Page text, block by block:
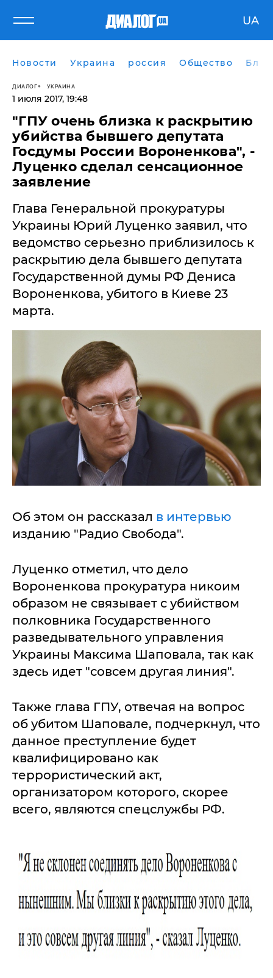
UA
Новости Украина россия Общество
ДИАЛОГ УКРАИНА
1 июля 2017, 19:48
"ГПУ очень близка к раскрытию
убийства бывшего депутата
Госдумы России Вороненкова", -
Луценко сделал сенсационное
заявление
Глава Генеральной прокуратуры
Украины Юрий Луценко заявил, что
ведомство серьезно приблизилось к
раскрытию дела бывшего депутата
Государственной думы РФ Дениса
Вороненкова, убитого в Киеве 23
марта.
Об этом он рассказал в интервью
изданию "Радио Свобода".
Луценко отметил, что дело
Вороненкова прокуратура никоим
образом не связывает с убийством
полковника Государственного
разведывательного управления
Украины Максима Шаповала, так как
здесь идет "совсем другая линия".
Также глава ГПУ, отвечая на вопрос
об убитом Шаповале, подчеркнул, что
данное преступление будет
квалифицировано как
террористический акт,
организатором которого, скорее
всего, являются спецслужбы РФ.